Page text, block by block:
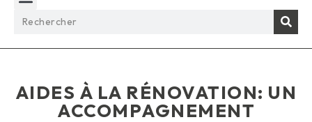
AIDES À LA RÉNOVATION: UN
ACCOMPAGNEMENT